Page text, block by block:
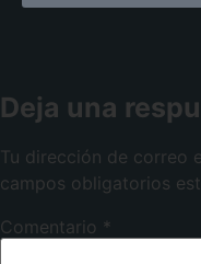
Deja una
Tu dirección de correo
campos obligatorios
Comentario *